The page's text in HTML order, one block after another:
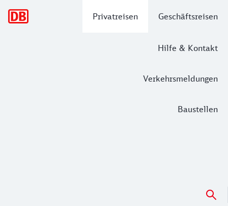
Privatreisen Geschäftsreisen
Hilfe & Kontakt
Verkehrsmeldungen
Baustellen